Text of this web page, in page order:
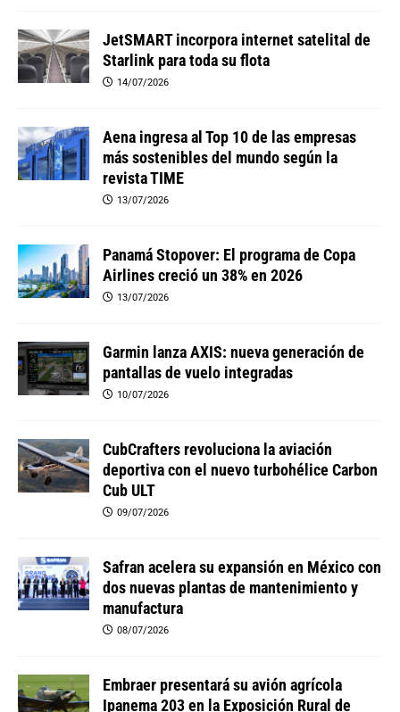
JetSMART incorpora internet satelital de
Starlink para toda su flota
14/07/2026
Aena ingresa al Top 10 de las empresas
más sostenibles del mundo según la
revista TIME
13/07/2026
Panamá Stopover: El programa de Copa
Airlines creció un 38% en 2026
13/07/2026
Garmin lanza AXIS: nueva generación de
pantallas de vuelo integradas
10/07/2026
CubCrafters revoluciona la aviación
deportiva con el nuevo turbohélice Carbon
Cub ULT
09/07/2026
Safran acelera su expansión en México con
dos nuevas plantas de mantenimiento y
manufactura
08/07/2026
Embraer presentará su avión agrícola
Ipanema 203 en la Exposición Rural de